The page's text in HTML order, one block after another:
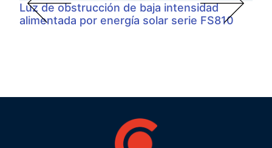
Luz de obstrucción de baja intensidad
alimentada por energía solar serie FS810